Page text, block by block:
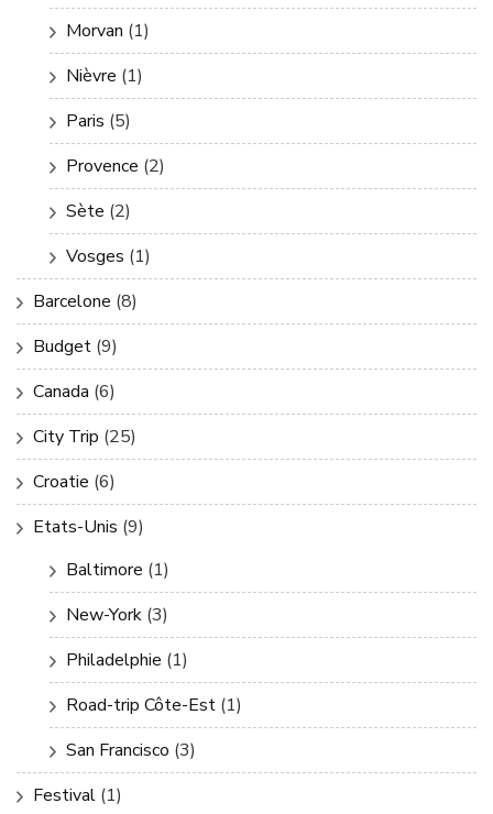
Morvan (1)
Nièvre (1)
Paris (5)
Provence (2)
Sète (2)
Vosges (1)
Barcelone (8)
Budget (9)
Canada (6)
City Trip (25)
Croatie (6)
Etats-Unis (9)
Baltimore (1)
New-York (3)
Philadelphie (1)
Road-trip Côte-Est (1)
San Francisco (3)
Festival (1)